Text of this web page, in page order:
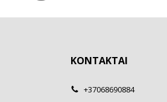
KONTAKTAI
+37068690884